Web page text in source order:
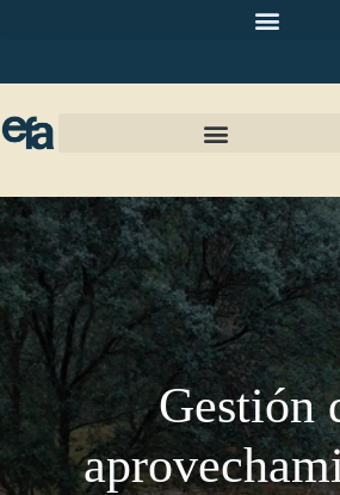
Gestión